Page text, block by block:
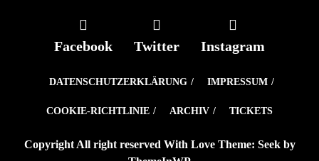
Facebook Twitter Instagram
DATENSCHUTZERKLÄRUNG IMPRESSUM
COOKIE-RICHTLINIE ARCHIV TICKETS
Copyright All right reserved With Love Theme: Seek by